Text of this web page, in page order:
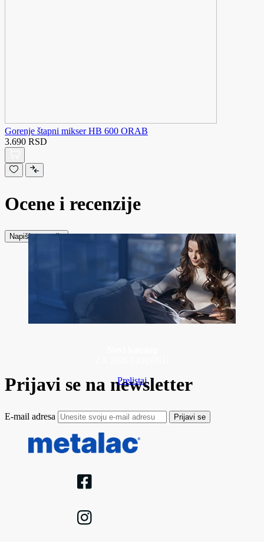
Gorenje štapni mikser HB 600 ORAB
3.690 RSD
Ocene i recenzije
Napiši recenziju
Prelistaj
Prijavi se na newsletter
E-mail adresa Prijavi se